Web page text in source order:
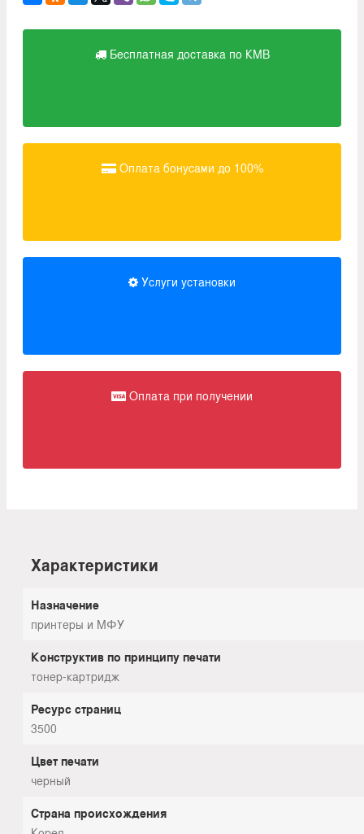
Бесплатная доставка по КМВ
Оплата бонусами до 100%
Услуги установки
Оплата при получении
Характеристики
Назначение
принтеры и МФУ
Конструктив по принципу печати
тонер-картридж
Ресурс страниц
3500
Цвет печати
черный
Страна происхождения